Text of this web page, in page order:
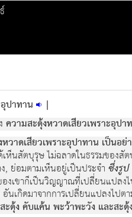
ปาทาน |
ความสะดุงหวาดเสียวเพราะอุปา
วาดเสียวเพราะอุปาทาน เปนอยา
เห็นสัตบุรุษ ไมฉลาดในธรรมขอ
, ยอมตามเห็นอยูเปนประจํา ซึ่งรูป
เขาก็เปนวิญญาณที่เปลี่ยนแปลงไ
อันเกิดมาจากการเปลี่ยนแปลงไป
ดุง คับแคน พะวาพะวัง และสะดุ